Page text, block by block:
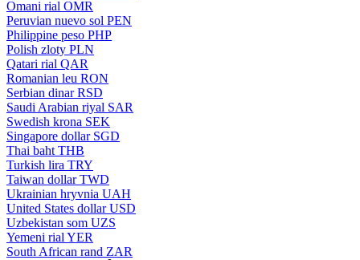
Omani rial OMR
Peruvian nuevo sol PEN
Philippine peso PHP
Polish zloty PLN
Qatari rial QAR
Romanian leu RON
Serbian dinar RSD
Saudi Arabian riyal SAR
Swedish krona SEK
Singapore dollar SGD
Thai baht THB
Turkish lira TRY
Taiwan dollar TWD
Ukrainian hryvnia UAH
United States dollar USD
Uzbekistan som UZS
Yemeni rial YER
South African rand ZAR